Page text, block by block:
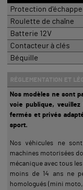
Protection
Roulette de chaîne
Batterie 12V
Contacteur à clés
Béquille
RÉGLEMENTATION ET
Nos modèles ne sont
voie publique,
fermés et privés
sport.
Nos véhicules ne
machines motorisées
mécanique avec tous
moins de 14 ans ne
homologués (mini